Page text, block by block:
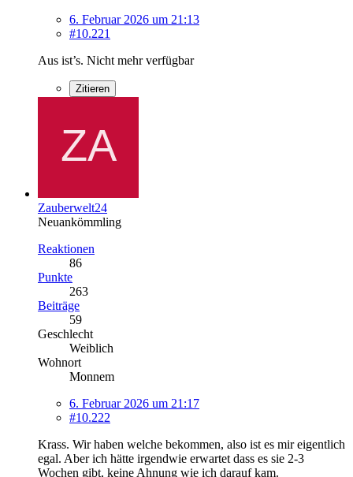
6. Februar 2026 um 21:13
#10.221
Aus ist’s. Nicht mehr verfügbar
Zitieren
Zauberwelt24
Neuankömmling
Reaktionen
86
Punkte
263
Beiträge
59
Geschlecht
Weiblich
Wohnort
Monnem
6. Februar 2026 um 21:17
#10.222
Krass. Wir haben welche bekommen, also ist es mir eigentlich
egal. Aber ich hätte irgendwie erwartet dass es sie 2-3
Wochen gibt, keine Ahnung wie ich darauf kam.